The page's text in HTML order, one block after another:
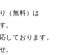
（無料）は
。
しております。
。